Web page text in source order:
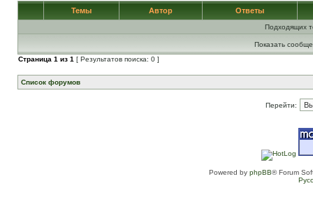
Темы Автор Ответы
Подходящих
Показать
Страница 1 из 1 [ Результатов поиска: 0 ]
Список форумов
Перейти:
Powered by phpBB® Forum